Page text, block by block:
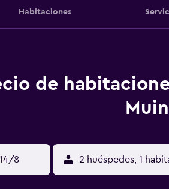
Habitaciones
de
8 2 huéspedes, 1